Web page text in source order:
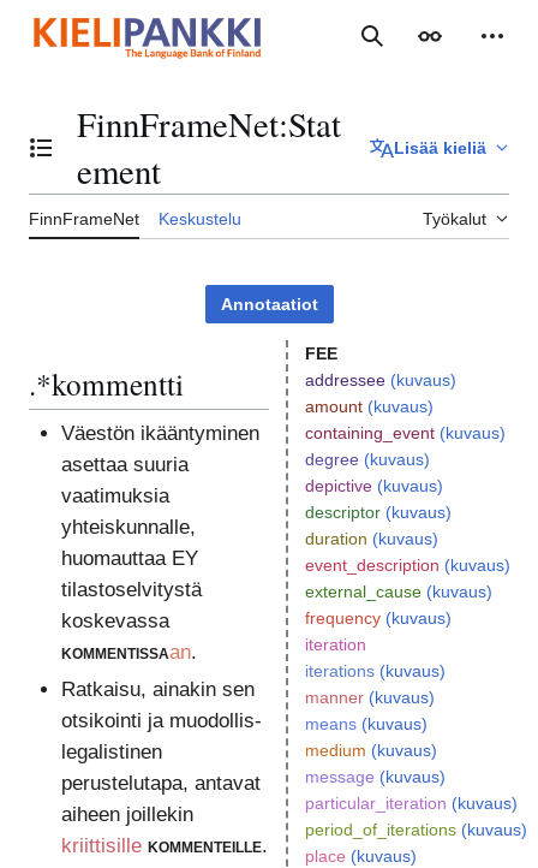
sisältöön
Haku Ulkoasu
Vaihda sisällysluettelo
FinnFrameNet:Stat
ement
Lisää kieliä
FinnFrameNet Keskustelu Työkalut
Annotaatiot
.*kommentti
Väestön ikääntyminen
asettaa suuria
vaatimuksia
yhteiskunnalle,
huomauttaa EY
tilastoselvitystä
koskevassa
kommentissaan.
Ratkaisu, ainakin sen
otsikointi ja muodollis-
legalistinen
perustelutapa, antavat
aiheen joillekin
kriittisille kommenteille.
FEE
addressee (kuvaus)
amount (kuvaus)
containing_event (kuvaus)
degree (kuvaus)
depictive (kuvaus)
descriptor (kuvaus)
duration (kuvaus)
event_description (kuvaus)
external_cause (kuvaus)
frequency (kuvaus)
iteration
iterations (kuvaus)
manner (kuvaus)
means (kuvaus)
medium (kuvaus)
message (kuvaus)
particular_iteration (kuvaus)
period_of_iterations (kuvaus)
place (kuvaus)